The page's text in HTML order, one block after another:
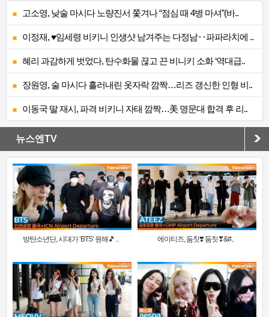
고소영, 낮술 마시다 노량진서 쫓겨나 “점심 때 4병 마셔”(바..
이정재, ♥임세령 비키니 인생샷 남겨주는 다정남‥파파라치에 ..
혜리 과감하게 벗었다, 탄수화물 끊고 끈 비니키 소화 ‘역대급..
장원영, 술 마시다 흘러내린 옷자락 깜짝…리즈 갱신한 인형 비..
이동국 딸 재시, 파격 비키니 자태 깜짝…美 명문대 합격 후 리..
뉴스엔TV
방탄소년단, 시대가 ‘BTS’ 원해🎵 .. 에이티즈, 둠칫❣️ 둠칫❣&#..